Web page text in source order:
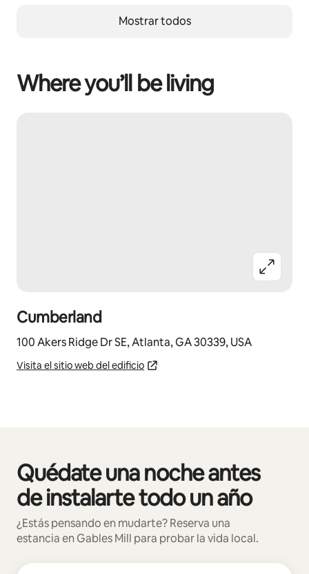
Mostrar todos
Where you’ll be living
Cumberland
100 Akers Ridge Dr SE, Atlanta, GA 30339, USA
Visita el sitio web del edificio
Quédate una noche antes
de instalarte todo un año
¿Estás pensando en mudarte? Reserva una
estancia en Gables Mill para probar la vida local.
Mostrando 0 de 0 elementos